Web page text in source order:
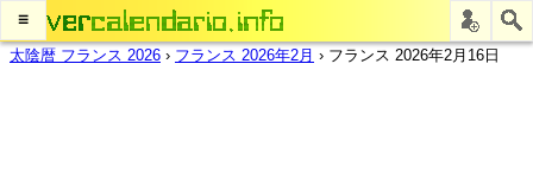
≡
太陰暦 フランス 2026 › フランス 2026年2月 › フランス 2026年2月16日